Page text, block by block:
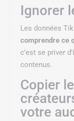
Ignorer
Les données
comprendre ce
c’est se priver
contenus.
Copier
votre